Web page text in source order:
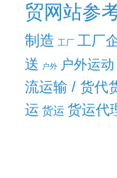
贸网站参
制造 工厂 工厂
送
户外 户外运动
流运输 / 货代
运 货运 货运代